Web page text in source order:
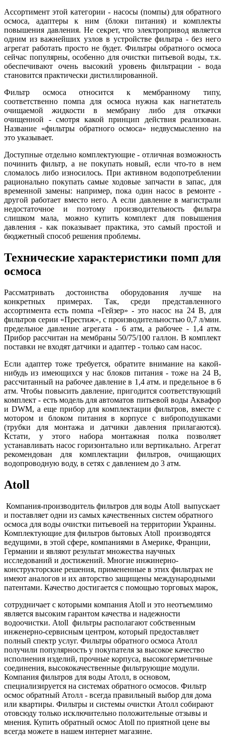
Ассортимент этой категории - насосы (помпы) для обратного
осмоса, адаптеры к ним (блоки питания) и комплекты
повышения давления. Не секрет, что электропривод является
одним из важнейших узлов в устройстве фильтра - без него
агрегат работать просто не будет. Фильтры обратного осмоса
сейчас популярны, особенно для очистки питьевой воды, т.к.
обеспечивают очень высокий уровень фильтрации - вода
становится практически дистиллированной.
Фильтр осмоса относится к мембранному типу,
соответственно помпа для осмоса нужна как нагнетатель
очищаемой жидкости в мембрану либо для откачки
очищенной - смотря какой принцип действия реализован.
Название «фильтры обратного осмоса» недвусмысленно на
это указывает.
Доступные отдельно комплектующие - отличная возможность
починить фильтр, а не покупать новый, если что-то в нем
сломалось либо износилось. При активном водопотреблении
рационально покупать самые ходовые запчасти в запас, для
временной замены: например, пока один насос в ремонте -
другой работает вместо него. А если давление в магистрали
недостаточное и поэтому производительность фильтра
слишком мала, можно купить комплект для повышения
давления - как показывает практика, это самый простой и
бюджетный способ решения проблемы.
Технические характеристики помп для
осмоса
Рассматривать достоинства оборудования лучше на
конкретных примерах. Так, среди представленного
ассортимента есть помпа «Гейзер» - это насос на 24 В, для
фильтров серии «Престиж», с производительностью 0,7 л/мин.
предельное давление агрегата - 6 атм, а рабочее - 1,4 атм.
Прибор рассчитан на мембраны 50/75/100 галлон. В комплект
поставки не входят датчики и адаптер - только сам насос.
Если адаптер тоже требуется, обратите внимание на какой-
нибудь из имеющихся у нас блоков питания - тоже на 24 В,
рассчитанный на рабочее давление в 1,4 атм. и предельное в 6
атм. Чтобы повысить давление, пригодится соответствующий
комплект - есть модель для автоматов питьевой воды Аквафор
и DWM, а еще прибор для комплектации фильтров, вместе с
мотором и блоком питания в корпусе с виброподушками
(трубки для монтажа и датчики давления прилагаются).
Кстати, у этого набора монтажная полка позволяет
устанавливать насос горизонтально или вертикально. Агрегат
рекомендован для комплектации фильтров, очищающих
водопроводную воду, в сетях с давлением до 3 атм.
Atoll
Компания-производитель фильтров для воды Atoll выпускает
и поставляет одни из самых качественных систем обратного
осмоса для воды очистки питьевоей на территории Украины.
Комплектующие для фильтров бытовых Atoll производятся
ведущими, в этой сфере, компаниями в Америке, Франции,
Германии и являют результат множества научных
исследований и достижений. Многие инжинерно-
конструкторские решения, примененные в этих фильтрах не
имеют аналогов и их авторство защищены международными
патентами. Качество достигается с помощью торговых марок,
сотрудничает с которыми компания Atoll и это неотъемлимо
является высоким гарантом качества и надежности
водоочистки. Atoll фильтры располагают собственным
инженерно-сервисным центром, который предоставляет
полный спектр услуг. Фильтры обратного осмоса Атолл
получили популярность у покупателя за высокое качество
исполнения изделий, прочные корпуса, высокогерметичные
соединения, высококачественные фильтрующие модули.
Компания фильтров для воды Атолл, в основом,
специализируется на системах обратного осмосов. Фильтр
осмос обратный Атолл - всегда правильный выбор для дома
или квартиры. Фильтры и системы очистки Атолл собирают
отовсюду только исключительно положительные отзывы и
мнения. Купить обратный осмос Atoll по приятной цене вы
всегда можете в нашем интернет магазине.